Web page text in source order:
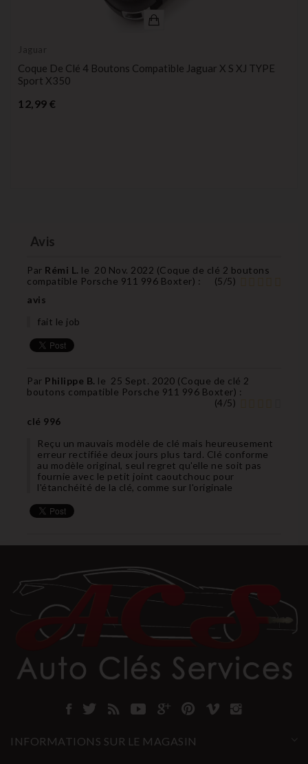
Jaguar
Coque De Clé 4 Boutons Compatible Jaguar X S XJ TYPE
Sport X350
12,99 €
Avis
Par Rémi L. le 20 Nov. 2022 (Coque de clé 2 boutons
compatible Porsche 911 996 Boxter) : (5/5)
avis
fait le job
Par Philippe B. le 25 Sept. 2020 (Coque de clé 2
boutons compatible Porsche 911 996 Boxter) :
(4/5)
clé 996
Reçu un mauvais modèle de clé mais heureusement
erreur rectifiée deux jours plus tard. Clé conforme
au modèle original, seul regret qu'elle ne soit pas
fournie avec le petit joint caoutchouc pour
l'étanchéité de la clé, comme sur l'originale
INFORMATIONS SUR LE MAGASIN